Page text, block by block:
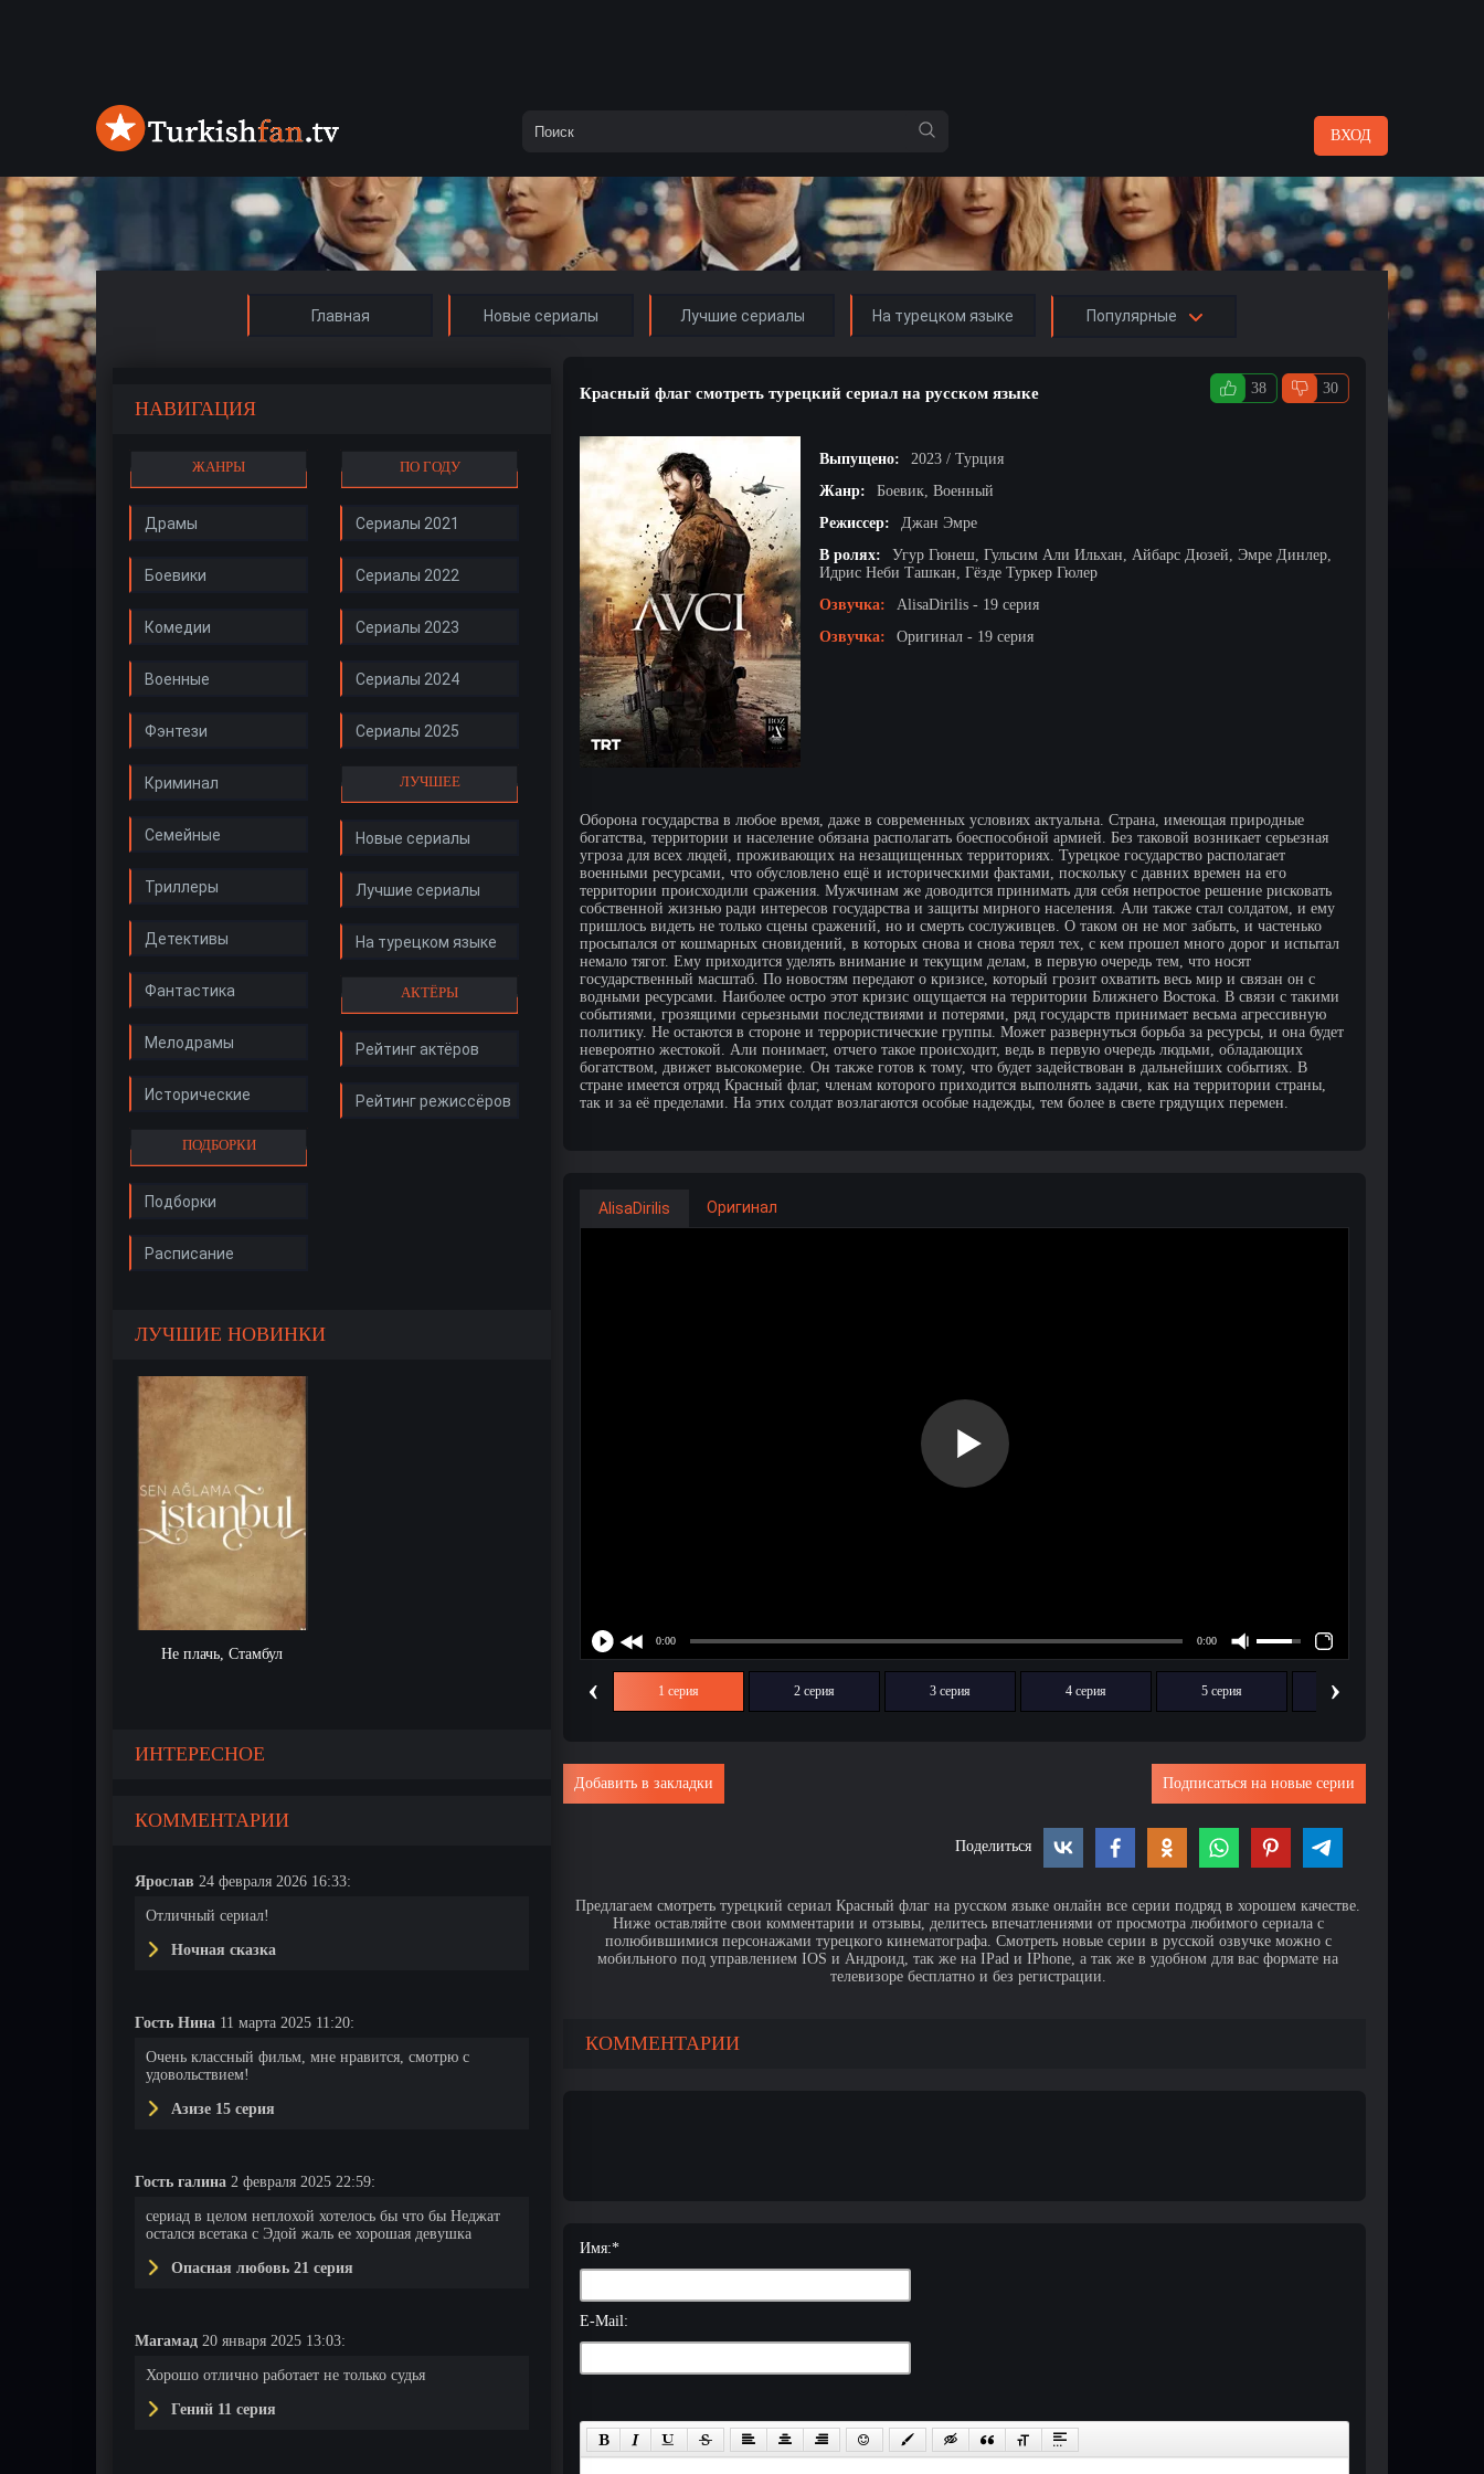
ВХОД
Главная Новые сериалы Лучшие сериалы На турецком языке Популярные
НАВИГАЦИЯ
ЖАНРЫ
Драмы
Боевики
Комедии
Военные
Фэнтези
Криминал
Семейные
Триллеры
Детективы
Фантастика
Мелодрамы
Исторические
ПОДБОРКИ
Подборки
Расписание
ПО ГОДУ
Сериалы 2021
Сериалы 2022
Сериалы 2023
Сериалы 2024
Сериалы 2025
ЛУЧШЕЕ
Новые сериалы
Лучшие сериалы
На турецком языке
АКТЁРЫ
Рейтинг актёров
Рейтинг режиссёров
ЛУЧШИЕ НОВИНКИ
Не плачь, Стамбул
ИНТЕРЕСНОЕ
КОММЕНТАРИИ
Ярослав 24 февраля 2026 16:33:
Отличный сериал!
Ночная сказка
Гость Нина 11 марта 2025 11:20:
Очень классный фильм, мне нравится, смотрю с
удовольствием!
Азизе 15 серия
Гость галина 2 февраля 2025 22:59:
сериад в целом неплохой хотелось бы что бы Неджат
остался всетака с Эдой жаль ее хорошая девушка
Опасная любовь 21 серия
Магамад 20 января 2025 13:03:
Хорошо отлично работает не только судья
Гений 11 серия
Красный флаг смотреть турецкий сериал на русском языке 38 30
Выпущено:
2023 / Турция
Жанр:
Боевик, Военный
Режиссер:
Джан Эмре
В ролях:
Угур Гюнеш, Гульсим Али Ильхан, Айбарс Дюзей, Эмре Динлер,
Идрис Неби Ташкан, Гёзде Туркер Гюлер
Озвучка:
AlisaDirilis - 19 серия
Озвучка:
Оригинал - 19 серия
Оборона государства в любое время, даже в современных условиях актуальна. Страна, имеющая природные
богатства, территории и население обязана располагать боеспособной армией. Без таковой возникает серьезная
угроза для всех людей, проживающих на незащищенных территориях. Турецкое государство располагает
военными ресурсами, что обусловлено ещё и историческими фактами, поскольку с давних времен на его
территории происходили сражения. Мужчинам же доводится принимать для себя непростое решение рисковать
собственной жизнью ради интересов государства и защиты мирного населения. Али также стал солдатом, и ему
пришлось видеть не только сцены сражений, но и смерть сослуживцев. О таком он не мог забыть, и частенько
просыпался от кошмарных сновидений, в которых снова и снова терял тех, с кем прошел много дорог и испытал
немало тягот. Ему приходится уделять внимание и текущим делам, в первую очередь тем, что носят
государственный масштаб. По новостям передают о кризисе, который грозит охватить весь мир и связан он с
водными ресурсами. Наиболее остро этот кризис ощущается на территории Ближнего Востока. В связи с такими
событиями, грозящими серьезными последствиями и потерями, ряд государств принимает весьма агрессивную
политику. Не остаются в стороне и террористические группы. Может развернуться борьба за ресурсы, и она будет
невероятно жестокой. Али понимает, отчего такое происходит, ведь в первую очередь людьми, обладающих
богатством, движет высокомерие. Он также готов к тому, что будет задействован в дальнейших событиях. В
стране имеется отряд Красный флаг, членам которого приходится выполнять задачи, как на территории страны,
так и за её пределами. На этих солдат возлагаются особые надежды, тем более в свете грядущих перемен.
AlisaDirilis Оригинал
‹ 1 серия 2 серия 3 серия 4 серия 5 серия 6 серия
›
Подписаться на новые серии
Добавить в закладки
Поделиться
Предлагаем смотреть турецкий сериал Красный флаг на русском языке онлайн все серии подряд в хорошем качестве.
Ниже оставляйте свои комментарии и отзывы, делитесь впечатлениями от просмотра любимого сериала с
полюбившимися персонажами турецкого кинематографа. Смотреть новые серии в русской озвучке можно с
мобильного под управлением IOS и Андроид, так же на IPad и IPhone, а так же в удобном для вас формате на
телевизоре бесплатно и без регистрации.
КОММЕНТАРИИ
Имя:*
E-Mail: